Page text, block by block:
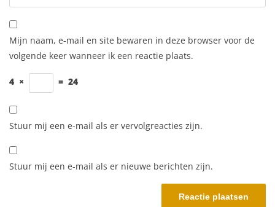
Mijn naam, e-mail en site bewaren in deze browser voor de
volgende keer wanneer ik een reactie plaats.
4 × = 24
Stuur mij een e-mail als er vervolgreacties zijn.
Stuur mij een e-mail als er nieuwe berichten zijn.